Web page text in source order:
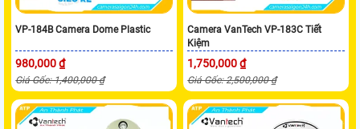
VP-184B Camera Dome Plastic
980,000 ₫
Giá Gốc: 1,400,000 ₫
Camera VanTech VP-183C Tiết
Kiệm
1,750,000 ₫
Giá Gốc: 2,500,000 ₫